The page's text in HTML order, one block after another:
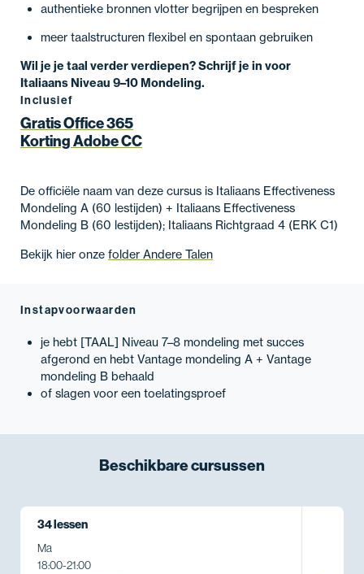
authentieke bronnen vlotter begrijpen en bespreken
meer taalstructuren flexibel en spontaan gebruiken
Wil je je taal verder verdiepen? Schrijf je in voor
Italiaans Niveau 9–10 Mondeling.
Inclusief
Gratis Office 365
Korting Adobe CC
De officiële naam van deze cursus is Italiaans Effectiveness
Mondeling A (60 lestijden) + Italiaans Effectiveness
Mondeling B (60 lestijden); Italiaans Richtgraad 4 (ERK C1)
Bekijk hier onze folder Andere Talen
Instapvoorwaarden
je hebt [TAAL] Niveau 7–8 mondeling met succes
afgerond en hebt Vantage mondeling A + Vantage
mondeling B behaald
of slagen voor een toelatingsproef
Beschikbarecursussen
34 lessen
Ma
18:00-21:00